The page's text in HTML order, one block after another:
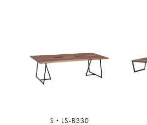
S・LS-B330